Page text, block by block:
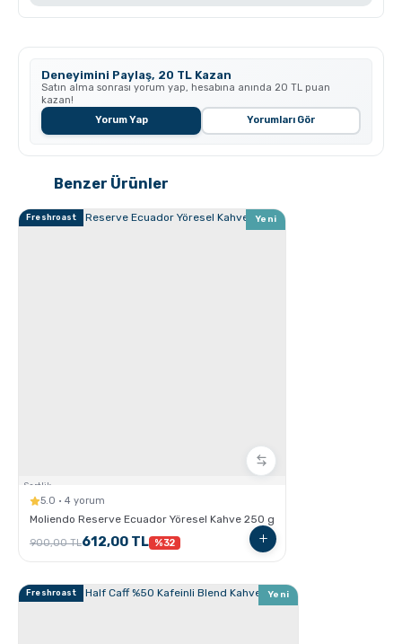
GROSCHE Milano Moka Pot
Deneyimini Paylaş, 20 TL Kazan
Satın alma sonrası yorum yap, hesabına anında 20 TL puan
kazan!
Yorum Yap
Yorumları Gör
Benzer Ürünler
Freshroast Yeni
Sertlik:
5.0 · 4 yorum
Moliendo Reserve Ecuador Yöresel Kahve 250 g
900,00 TL612,00 TL %32
Freshroast Yeni